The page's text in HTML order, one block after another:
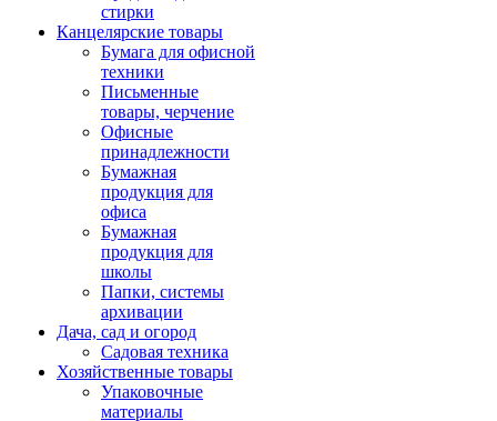
стирки
Канцелярские товары
Бумага для офисной
техники
Письменные
товары, черчение
Офисные
принадлежности
Бумажная
продукция для
офиса
Бумажная
продукция для
школы
Папки, системы
архивации
Дача, сад и огород
Садовая техника
Хозяйственные товары
Упаковочные
материалы